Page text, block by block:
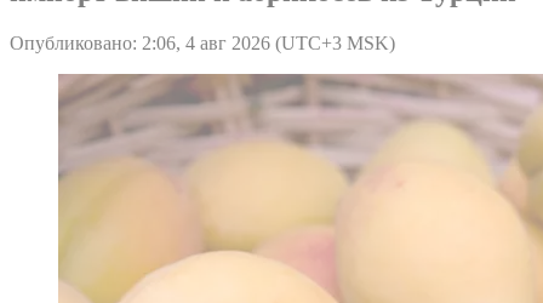
Опубликовано: 2:06, 4 авг 2026 (UTC+3 MSK)